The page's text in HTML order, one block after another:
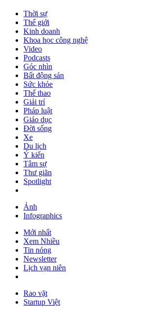
Thời sự
Thế giới
Kinh doanh
Khoa học công nghệ
Video
Podcasts
Góc nhìn
Bất động sản
Sức khỏe
Thể thao
Giải trí
Pháp luật
Giáo dục
Đời sống
Xe
Du lịch
Ý kiến
Tâm sự
Thư giãn
Spotlight
Ảnh
Infographics
Mới nhất
Xem Nhiều
Tin nóng
Newsletter
Lịch vạn niên
Rao vặt
Startup Việt